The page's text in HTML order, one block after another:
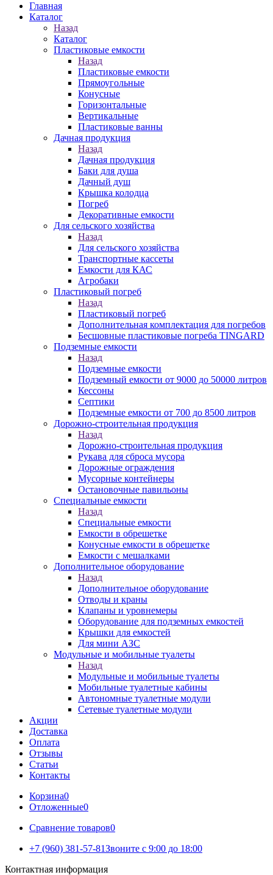
Главная
Каталог
Назад
Каталог
Пластиковые емкости
Назад
Пластиковые емкости
Прямоугольные
Конусные
Горизонтальные
Вертикальные
Пластиковые ванны
Дачная продукция
Назад
Дачная продукция
Баки для душа
Дачный душ
Крышка колодца
Погреб
Декоративные емкости
Для сельского хозяйства
Назад
Для сельского хозяйства
Транспортные кассеты
Емкости для КАС
Агробаки
Пластиковый погреб
Назад
Пластиковый погреб
Дополнительная комплектация для погребов
Бесшовные пластиковые погреба TINGARD
Подземные емкости
Назад
Подземные емкости
Подземный емкости от 9000 до 50000 литров
Кессоны
Септики
Подземные емкости от 700 до 8500 литров
Дорожно-строительная продукция
Назад
Дорожно-строительная продукция
Рукава для сброса мусора
Дорожные ограждения
Мусорные контейнеры
Остановочные павильоны
Специальные емкости
Назад
Специальные емкости
Емкости в обрешетке
Конусные емкости в обрешетке
Емкости с мешалками
Дополнительное оборудование
Назад
Дополнительное оборудование
Отводы и краны
Клапаны и уровнемеры
Оборудование для подземных емкостей
Крышки для емкостей
Для мини АЗС
Модульные и мобильные туалеты
Назад
Модульные и мобильные туалеты
Мобильные туалетные кабины
Автономные туалетные модули
Сетевые туалетные модули
Акции
Доставка
Оплата
Отзывы
Статьи
Контакты
Корзина0
Отложенные0
Сравнение товаров0
+7 (960) 381-57-81Звоните с 9:00 до 18:00
Контактная информация